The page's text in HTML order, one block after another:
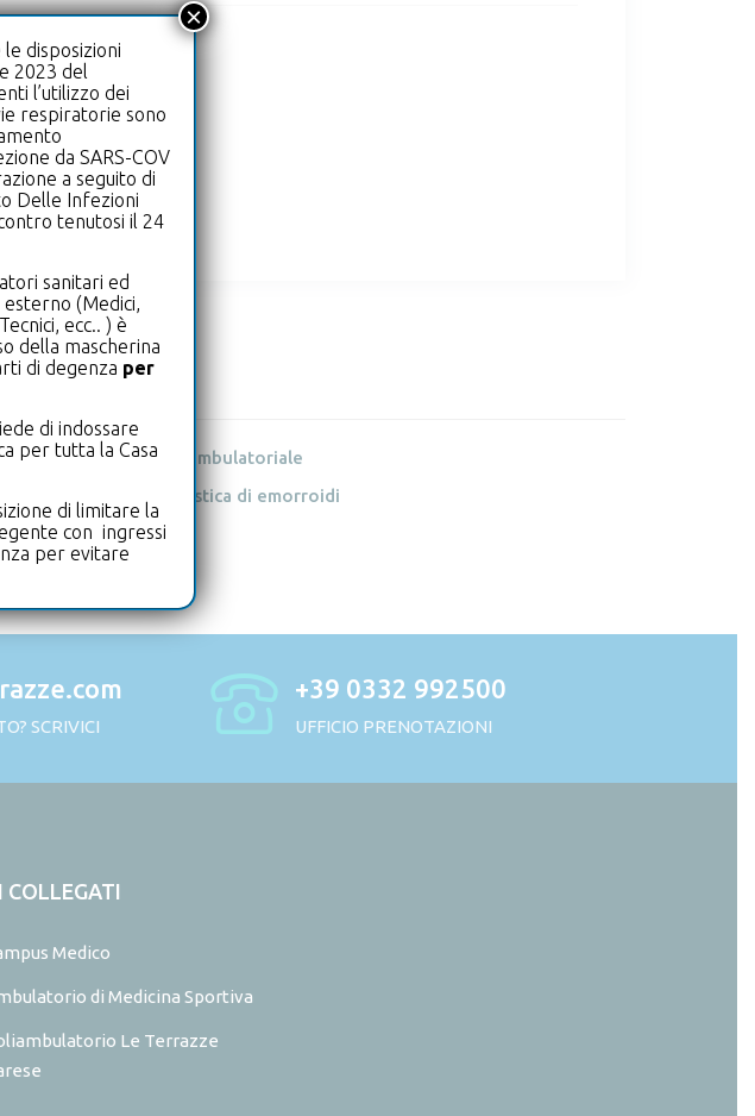
Interventi di chirurgia ambulatoriale
Anoscopia legatura elastica di emorroidi
SCRIVICI
+39 0332 992500
UFFICIO PRENOTAZIONI
COLLEGATI
Medico
di Medicina Sportiva
Le Terrazze
disposizioni
2023 del
l’utilizzo dei
respiratorie sono
da SARS-COV
a seguito di
Delle Infezioni
tenutosi il 24
sanitari ed
(Medici,
ecc.. ) è
della mascherina
di degenza per
di indossare
per tutta la Casa
di limitare la
con ingressi
per evitare
×